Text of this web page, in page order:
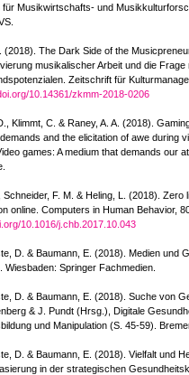
Musikwirtschafts- und
(2018). The Dark Side of the
musikalischer Arbeit und die Frage
Zeitschrift für
10.14361/zkmm-2018-0206
Klimmt, C. & Raney, A. A. (2018).
and the elicitation of awe during
games: A medium that demands our
Schneider, F. M. & Heling, L. (2018).
online. Computers in Human Behavior,
10.1016/j.chb.2017.10.043
D. & Baumann, E. (2018). Medien und
Wiesbaden: Springer Fachmedien.
D. & Baumann, E. (2018). Suche von
& J. Pundt (Hrsg.), Digitale
und Manipulation (S. 45-59).
D. & Baumann, E. (2018). Vielfalt und
in der strategischen